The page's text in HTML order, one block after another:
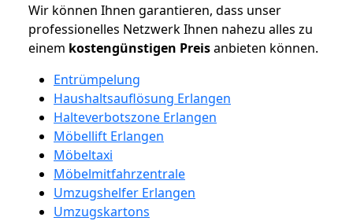
Wir können Ihnen garantieren, dass unser
professionelles Netzwerk Ihnen nahezu alles zu
einem kostengünstigen Preisanbieten können.
Entrümpelung
Haushaltsauflösung Erlangen
Halteverbotszone Erlangen
Möbellift Erlangen
Möbeltaxi
Möbelmitfahrzentrale
Umzugshelfer Erlangen
Umzugskartons